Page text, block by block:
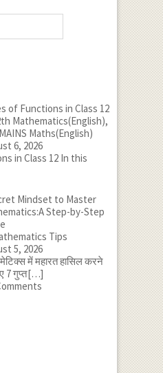
of Functions in Class 12
Mathematics(English),
Maths(English)
6, 2026
in Class 12 In this
Mindset to Master
Step-by-Step
Tips
5, 2026
में महारत हासिल करने
7 गुप्त[…]